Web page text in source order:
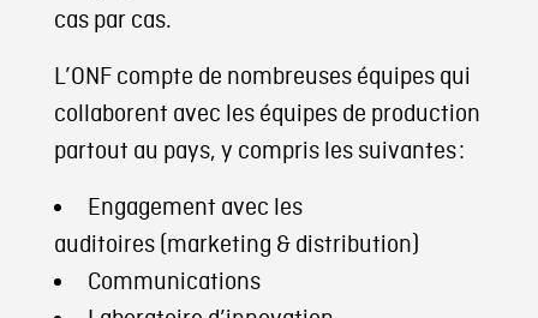
cas par cas.
L’ONF compte de nombreuses équipes qui
collaborent avec les équipes de production
partout au pays, y compris les suivantes :
Engagement avec les
auditoires (marketing & distribution)
Communications